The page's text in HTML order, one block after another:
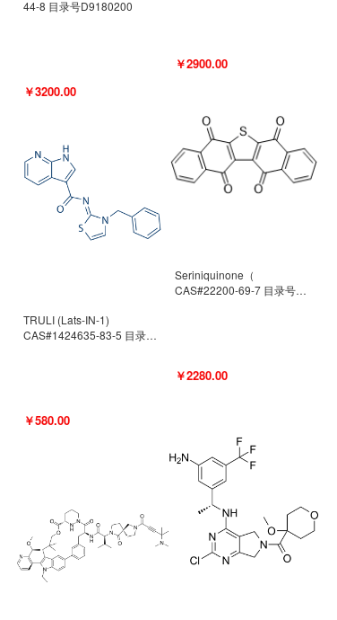
44-8 目录号D9180200
￥3200.00
TRULI (Lats-IN-1)
CAS#1424635-83-5 目录号
￥580.00
￥2900.00
Seriniquinone（
CAS#22200-69-7 目录号
￥2280.00